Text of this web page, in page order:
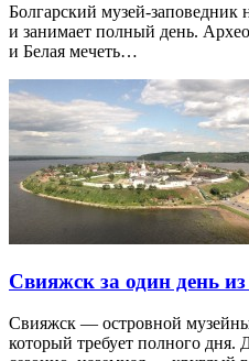
Болгарский музей-заповедник
и занимает полный день.
и Белая мечеть…
Свияжск за один день
Свияжск — островной
который требует полного дня.